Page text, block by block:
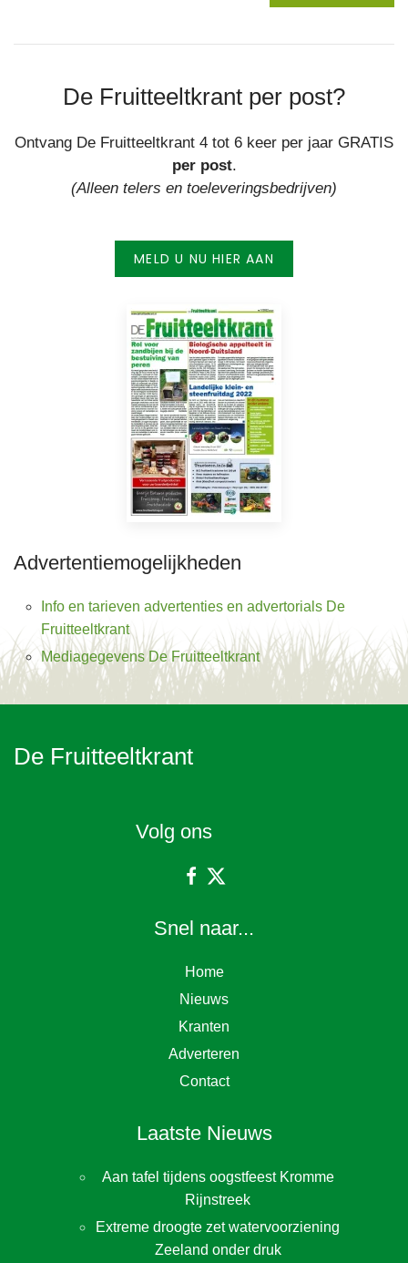
De Fruitteeltkrant per post?
Ontvang De Fruitteeltkrant 4 tot 6 keer per jaar GRATIS
per post.
(Alleen telers en toeleveringsbedrijven)
MELD U NU HIER AAN
Advertentiemogelijkheden
Info en tarieven advertenties en advertorials De
Fruitteeltkrant
Mediagegevens De Fruitteeltkrant
De Fruitteeltkrant
Volg ons
Snel naar...
Home
Nieuws
Kranten
Adverteren
Contact
Laatste Nieuws
Aan tafel tijdens oogstfeest Kromme
Rijnstreek
Extreme droogte zet watervoorziening
Zeeland onder druk